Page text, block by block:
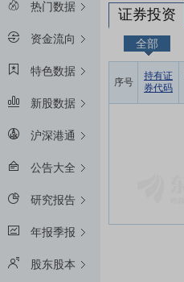
热门数据
资金流向
特色数据
新股数据
沪深港通
公告大全
研究报告
年报季报
股东股本
证券投资
全部
序号
持有证
券代码